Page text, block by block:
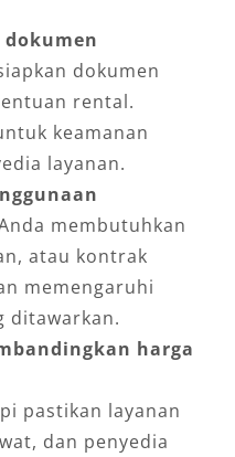
dokumen
rental.
keamanan
layanan.
membutuhkan
atau kontrak
memengaruhi
ditawarkan.
harga
pastikan layanan
dan penyedia